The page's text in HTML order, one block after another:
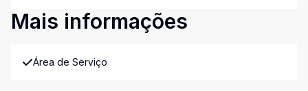
Mais informações
Área de Serviço